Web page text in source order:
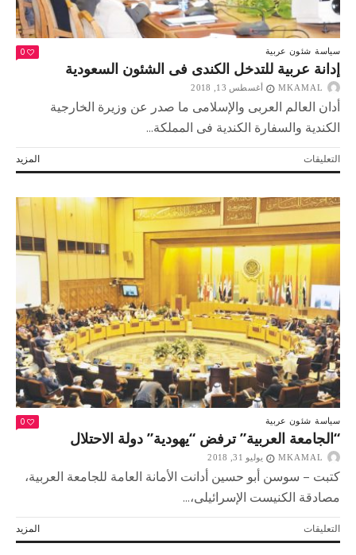
سياسة شئون عربية 0
إدانة عربية للتدخل الكندى فى الشئون السعودية
MKAMAL أغسطس 13, 2018
أدان العالم العربى والإسلامى ما صدر عن وزيرة الخارجية
الكندية والسفارة الكندية فى المملكة...
المزيد التعليقاتعلى
إدانة
للتدخل
فى
الشئون
مغلقة
سياسة شئون عربية 0
“الجامعة العربية” ترفض “يهودية” دولة الاحتلال
MKAMAL يوليو 31, 2018
كتبت – سوسن أبو حسين أدانت الأمانة العامة للجامعة العربية،
مصادقة الكنيست الإسرائيلى،...
المزيد التعليقاتعلى
“الجامعة